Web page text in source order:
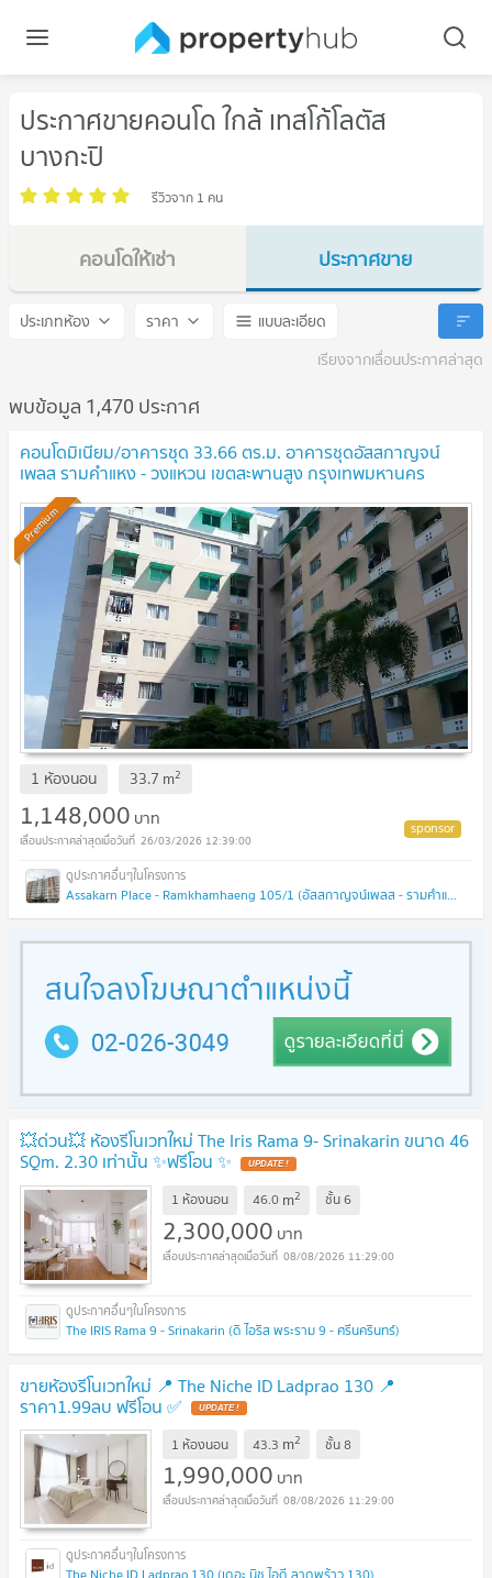
ประกาศขายคอนโด ใกล้ เทสโก้โลตัส
บางกะปิ
รีวิวจาก 1 คน
คอนโดให้เช่า
เทสโก้โลตัส บางกะปิ
ประกาศขาย
เทสโก้โลตัส บางกะปิ
ประเภทห้อง ราคา
แบบละเอียด
เรียงจากเลื่อนประกาศล่าสุด
พบข้อมูล 1,470 ประกาศ
คอนโดมิเนียม/อาคารชุด 33.66 ตร.ม. อาคารชุดอัสสกาญจน์
เพลส รามคำแหง - วงแหวน เขตสะพานสูง กรุงเทพมหานคร
1.1M
Premium
1 ห้องนอน 33.7 m2
1,148,000 บาท
26/03/2026 12:39:00
Assakarn Place - Ramkhamhaeng 105/1 (อัสสกาญจน์เพลส - รามคำแหง 105/1 )
💥ด่วน💥 ห้องรีโนเวทใหม่ The Iris Rama 9- Srinakarin ขนาด 46
SQm. 2.30 เท่านั้น ✨ฟรีโอน ✨
1 ห้องนอน 46.0 m2 ชั้น6
2,300,000 บาท
08/08/2026 11:29:00
The IRIS Rama 9 - Srinakarin (ดิ ไอริส พระราม 9 - ศรีนครินทร์)
ขายห้องรีโนเวทใหม่ 📍 The Niche ID Ladprao 130 📍
ราคา1.99ลบ ฟรีโอน ✅
1 ห้องนอน 43.3 m2 ชั้น8
1,990,000 บาท
08/08/2026 11:29:00